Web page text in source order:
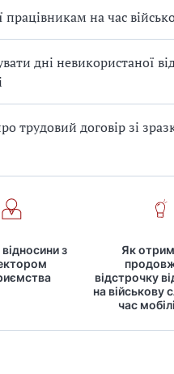
працівникам на час
дні невикористаної
трудовий договір зі
з
Як
відстрочку
на військову
час